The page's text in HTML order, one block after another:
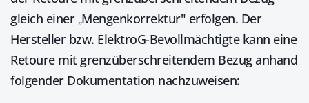
gleich einer „Mengenkorrektur" erfolgen. Der
Hersteller bzw. ElektroG-Bevollmächtigte kann eine
Retoure mit grenzüberschreitendem Bezug anhand
folgender Dokumentation nachzuweisen: